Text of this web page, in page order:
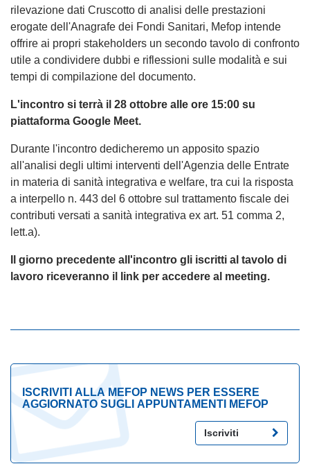
rilevazione dati Cruscotto di analisi delle prestazioni
erogate dell'Anagrafe dei Fondi Sanitari, Mefop intende
offrire ai propri stakeholders un secondo tavolo di confronto
utile a condividere dubbi e riflessioni sulle modalità e sui
tempi di compilazione del documento.
L'incontro si terrà il 28 ottobre alle ore 15:00 su
piattaforma Google Meet.
Durante l'incontro dedicheremo un apposito spazio
all'analisi degli ultimi interventi dell'Agenzia delle Entrate
in materia di sanità integrativa e welfare, tra cui la risposta
a interpello n. 443 del 6 ottobre sul trattamento fiscale dei
contributi versati a sanità integrativa ex art. 51 comma 2,
lett.a).
Il giorno precedente all'incontro gli iscritti al tavolo di
lavoro riceveranno il link per accedere al meeting.
ISCRIVITI ALLA MEFOP NEWS PER ESSERE
AGGIORNATO SUGLI APPUNTAMENTI MEFOP
Iscriviti